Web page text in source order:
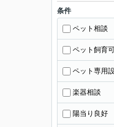
条件
ペット相談
ペット飼育
ペット専用
楽器相談
陽当り良好